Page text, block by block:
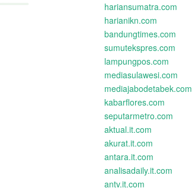
hariansumatra.com
harianikn.com
bandungtimes.com
sumutekspres.com
lampungpos.com
mediasulawesi.com
mediajabodetabek.com
kabarflores.com
seputarmetro.com
aktual.it.com
akurat.it.com
antara.it.com
analisadaily.it.com
antv.it.com